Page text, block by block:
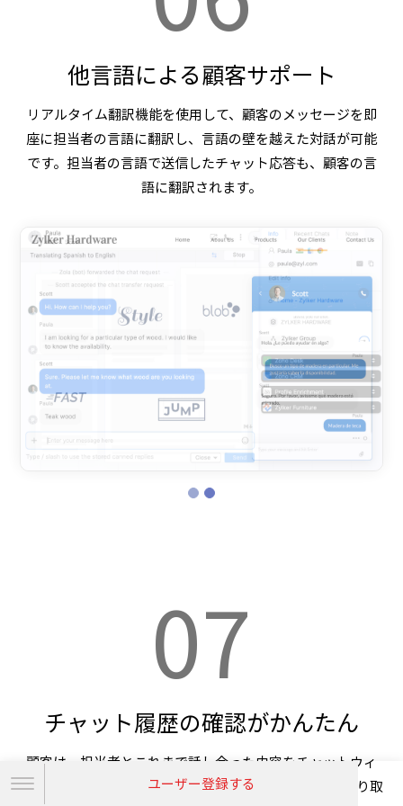
他言語による顧客サポート
リアルタイム翻訳機能を使用して、顧客のメッセージを即
座に担当者の言語に翻訳し、言語の壁を越えた対話が可能
です。担当者の言語で送信したチャット応答も、顧客の言
語に翻訳されます。
07
チャット履歴の確認がかんたん
顧客は、担当者とこれまで話し合った内容をチャットウィ
ンドウで確認できます。また、必要に応じて、以前のやり取
ユーザー登録する